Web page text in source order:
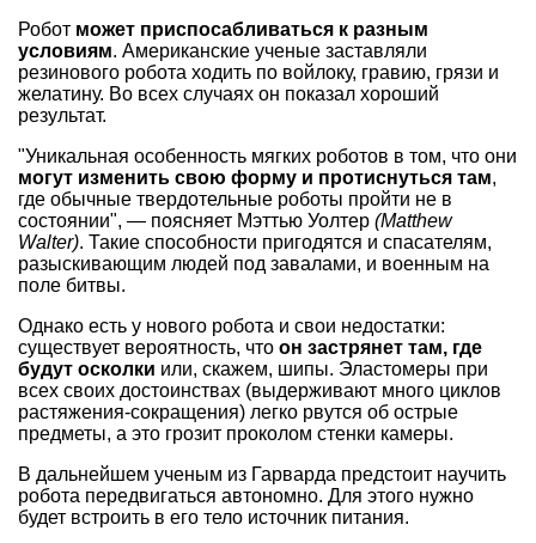
Робот может приспосабливаться к разным
условиям. Американские ученые заставляли
резинового робота ходить по войлоку, гравию, грязи и
желатину. Во всех случаях он показал хороший
результат.
"Уникальная особенность мягких роботов в том, что они
могут изменить свою форму и протиснуться там,
где обычные твердотельные роботы пройти не в
состоянии", — поясняет Мэттью Уолтер (Matthew
Walter). Такие способности пригодятся и спасателям,
разыскивающим людей под завалами, и военным на
поле битвы.
Однако есть у нового робота и свои недостатки:
существует вероятность, что он застрянет там, где
будут осколки или, скажем, шипы. Эластомеры при
всех своих достоинствах (выдерживают много циклов
растяжения-сокращения) легко рвутся об острые
предметы, а это грозит проколом стенки камеры.
В дальнейшем ученым из Гарварда предстоит научить
робота передвигаться автономно. Для этого нужно
будет встроить в его тело источник питания.